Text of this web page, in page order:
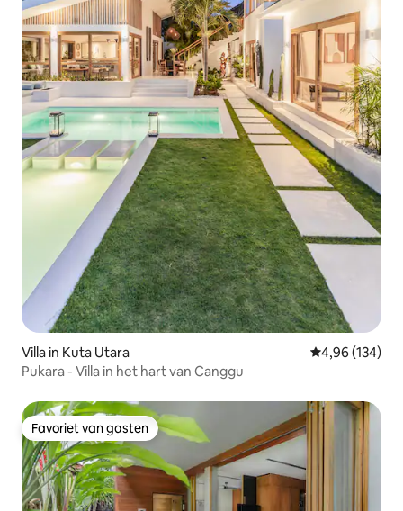
Villa in Kuta Utara Gemiddelde
4,96 (134)
Pukara - Villa in het hart van Canggu
Favoriet van gasten
Favoriet van gasten